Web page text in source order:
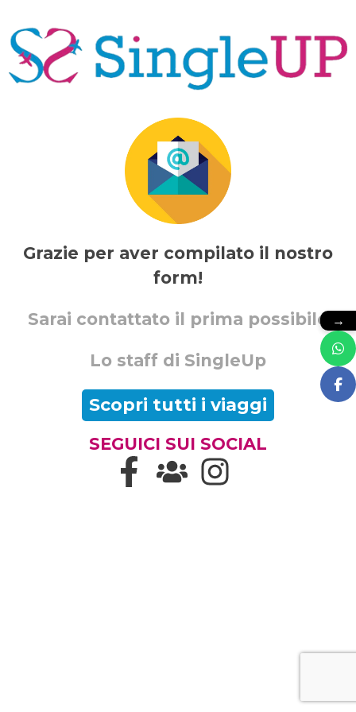
Grazie per aver compilato il nostro
form!
Sarai contattato il prima possibile
Lo staff di SingleUp
Scopri tutti i viaggi
SEGUICI SUI SOCIAL
→